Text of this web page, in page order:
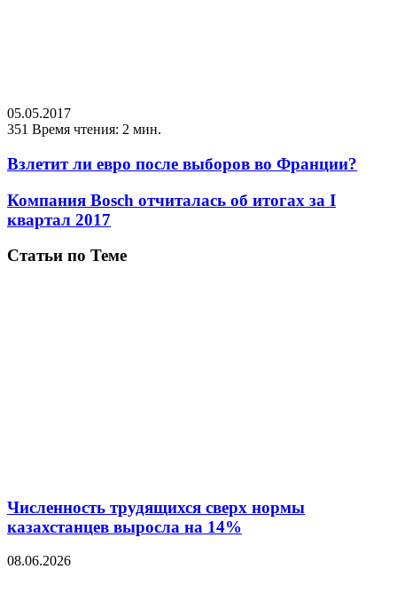
05.05.2017
351 Время чтения: 2 мин.
Взлетит ли евро после выборов во Франции?
Компания Bosch отчиталась об итогах за I
квартал 2017
Статьи по Теме
Численность трудящихся сверх нормы
казахстанцев выросла на 14%
08.06.2026